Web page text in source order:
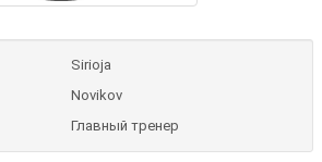
Sirioja
Novikov
Главный тренер